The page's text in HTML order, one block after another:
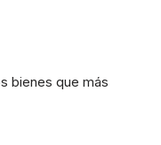
bienes que más